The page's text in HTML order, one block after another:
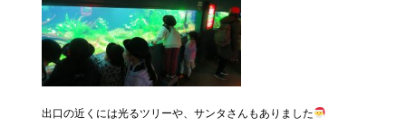
出口の近くには光るツリーや、サンタさんもありました